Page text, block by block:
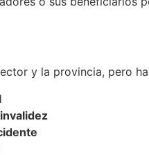
y la provincia, pero